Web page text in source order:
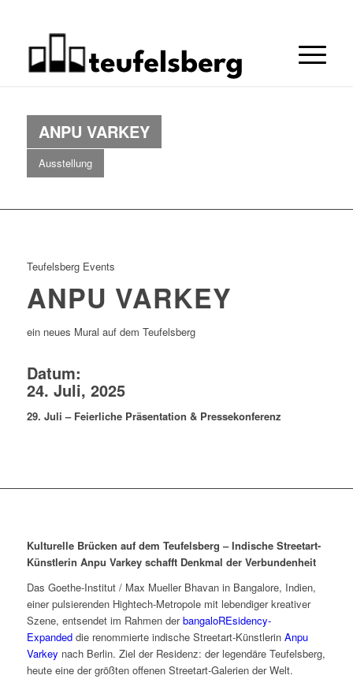
ANPU VARKEY
Ausstellung
Teufelsberg Events
ANPU VARKEY
ein neues Mural auf dem Teufelsberg
Datum:
24. Juli, 2025
29. Juli – Feierliche Präsentation & Pressekonferenz
Kulturelle Brücken auf dem Teufelsberg – Indische Streetart-
Künstlerin Anpu Varkey schafft Denkmal der Verbundenheit
Das Goethe-Institut / Max Mueller Bhavan in Bangalore, Indien,
einer pulsierenden Hightech-Metropole mit lebendiger kreativer
Szene, entsendet im Rahmen derbangaloREsidency-
Expanded die renommierte indische Streetart-Künstlerin Anpu
Varkey nach Berlin. Ziel der Residenz: der legendäre Teufelsberg,
heute eine der größten offenen Streetart-Galerien der Welt.